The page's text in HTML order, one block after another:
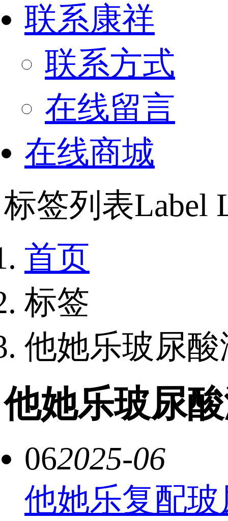
联系康祥
联系方式
在线留言
在线商城
标签列表Label
首页
标签
他她乐玻尿
他她乐玻尿
062025-06
他她乐复配